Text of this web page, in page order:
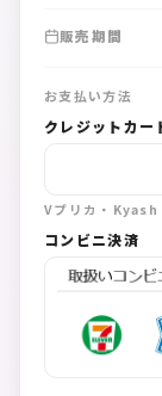
販売期間
お支払い方法
クレジットカー
Vプリカ・Kyash
コンビニ決済